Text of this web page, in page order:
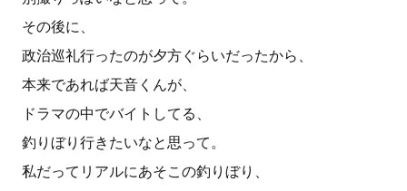
その後に、
政治巡礼行ったのが夕方ぐらいだったから、
本来であれば天音くんが、
ドラマの中でバイトしてる、
釣りぼり行きたいなと思って。
私だってリアルにあそこの釣りぼり、